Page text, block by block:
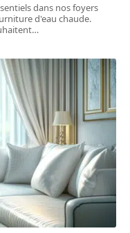
dans nos foyers
d'eau chaude.
…